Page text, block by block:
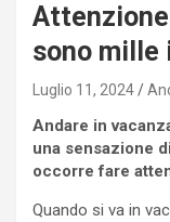
sono mille
Luglio 11, 2024
Andare in
una sensazione
occorre fare
Quando si va in